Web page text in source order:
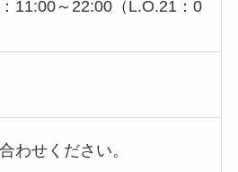
11:00～22:00（L.O.21：0
わせください。